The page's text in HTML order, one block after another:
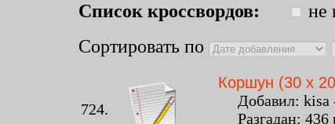
Список кроссвордов:
не
Сортировать по
724.
Коршун (30 x
Добавил: kisa
Разгадан: